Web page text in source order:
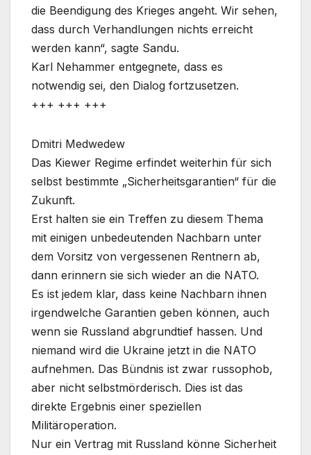
die Beendigung des Krieges angeht. Wir sehen,
dass durch Verhandlungen nichts erreicht
werden kann“, sagte Sandu.
Karl Nehammer entgegnete, dass es
notwendig sei, den Dialog fortzusetzen.
+++ +++ +++
Dmitri Medwedew
Das Kiewer Regime erfindet weiterhin für sich
selbst bestimmte „Sicherheitsgarantien“ für die
Zukunft.
Erst halten sie ein Treffen zu diesem Thema
mit einigen unbedeutenden Nachbarn unter
dem Vorsitz von vergessenen Rentnern ab,
dann erinnern sie sich wieder an die NATO.
Es ist jedem klar, dass keine Nachbarn ihnen
irgendwelche Garantien geben können, auch
wenn sie Russland abgrundtief hassen. Und
niemand wird die Ukraine jetzt in die NATO
aufnehmen. Das Bündnis ist zwar russophob,
aber nicht selbstmörderisch. Dies ist das
direkte Ergebnis einer speziellen
Militäroperation.
Nur ein Vertrag mit Russland könne Sicherheit